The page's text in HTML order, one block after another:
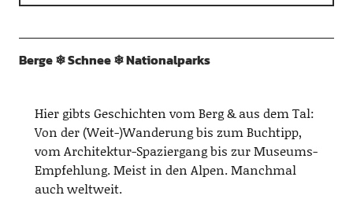
Berge ❄︎ Schnee ❄︎ Nationalparks
Hier gibts Geschichten vom Berg & aus dem Tal:
Von der (Weit-)Wanderung bis zum Buchtipp,
vom Architektur-Spaziergang bis zur Museums-
Empfehlung. Meist in den Alpen. Manchmal
auch weltweit.